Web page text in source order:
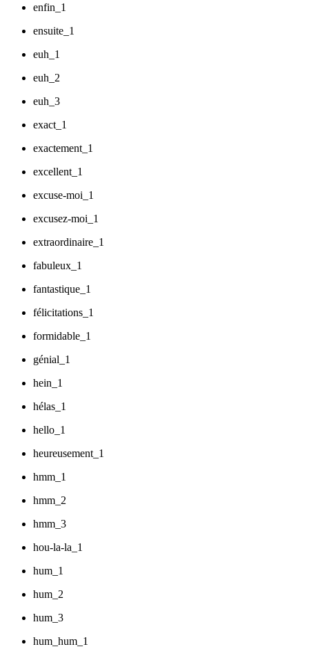
enfin_1
ensuite_1
euh_1
euh_2
euh_3
exact_1
exactement_1
excellent_1
excuse-moi_1
excusez-moi_1
extraordinaire_1
fabuleux_1
fantastique_1
félicitations_1
formidable_1
génial_1
hein_1
hélas_1
hello_1
heureusement_1
hmm_1
hmm_2
hmm_3
hou-la-la_1
hum_1
hum_2
hum_3
hum_hum_1